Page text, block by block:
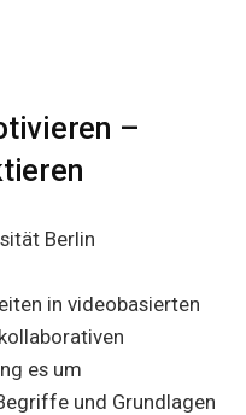
–
Berlin
in videobasierten
es um
und Grundlagen